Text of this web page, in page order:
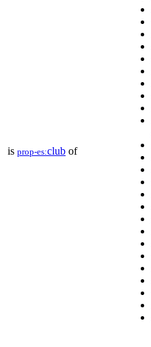
is prop-es:club of